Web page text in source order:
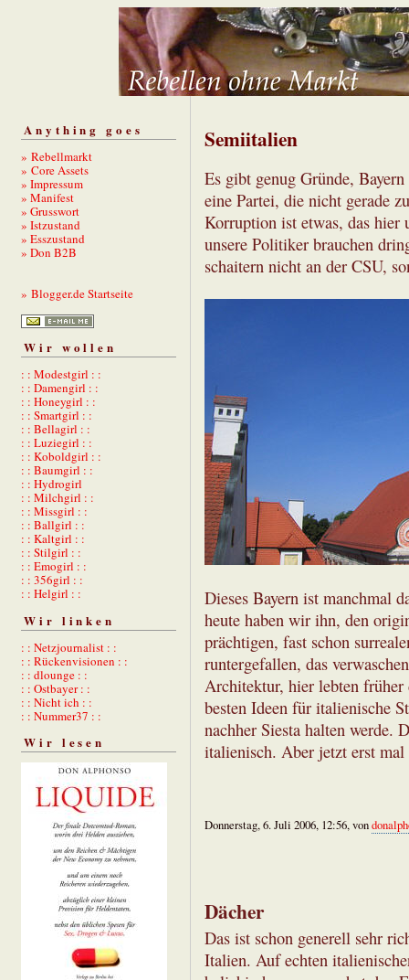
Anything goes
» Rebellmarkt
» Core Assets
» Impressum
» Manifest
» Grusswort
» Istzustand
» Esszustand
» Don B2B
» Blogger.de Startseite
Wir wollen
: : Modestgirl : :
: : Damengirl : :
: : Honeygirl : :
: : Smartgirl : :
: : Bellagirl : :
: : Luziegirl : :
: : Koboldgirl : :
: : Baumgirl : :
: : Hydrogirl
: : Milchgirl : :
: : Missgirl : :
: : Ballgirl : :
: : Kaltgirl : :
: : Stilgirl : :
: : Emogirl : :
: : 356girl : :
: : Helgirl : :
Wir linken
: : Netzjournalist : :
: : Rückenvisionen : :
: : dlounge : :
: : Ostbayer : :
: : Nicht ich : :
: : Nummer37 : :
Wir lesen
Semiitalien
Es gibt genug Gründe,
eine Partei, die nicht gerade
Korruption ist etwas, das hier
unsere Politiker brauchen
schaitern nicht an der CSU,
Dieses Bayern ist manchmal
heute haben wir ihn, den
prächtigen, fast schon
runtergefallen, das
Architektur, hier lebten
besten Ideen für italienische
nachher Siesta halten werde.
italienisch. Aber jetzt erst
Donnerstag, 6. Juli 2006, 12:56, von
Dächer
Das ist schon generell sehr
Italien. Auf echten